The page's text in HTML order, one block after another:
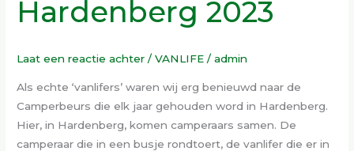
Hardenberg 2023
Laat een reactie achter /VANLIFE /admin
Als echte ‘vanlifers’ waren wij erg benieuwd naar de
Camperbeurs die elk jaar gehouden word in Hardenberg.
Hier, in Hardenberg, komen camperaars samen. De
camperaar die in een busje rondtoert, de vanlifer die er in
2023